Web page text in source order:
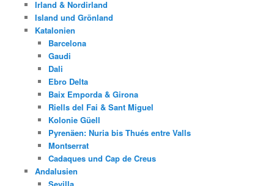
Irland & Nordirland
Island und Grönland
Katalonien
Barcelona
Gaudi
Dali
Ebro Delta
Baix Emporda & Girona
Riells del Fai & Sant Miguel
Kolonie Güell
Pyrenäen: Nuria bis Thués entre Valls
Montserrat
Cadaques und Cap de Creus
Andalusien